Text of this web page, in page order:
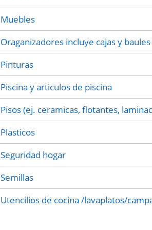
Muebles
Oraganizadores incluye cajas y baules
Pinturas
Piscina y articulos de piscina
Pisos (ej. ceramicas, flotantes,
Plasticos
Seguridad hogar
Semillas
Utencilios de cocina /lavaplatos/